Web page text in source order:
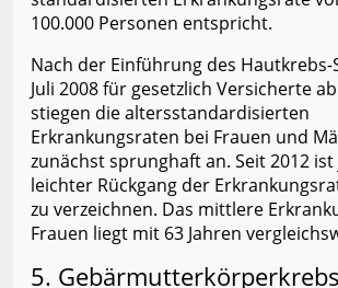
100.000 Personen entspricht.
Nach der Einführung des Hautkrebs-
Juli 2008 für gesetzlich Versicherte
stiegen die altersstandardisierten
Erkrankungsraten bei Frauen und
zunächst sprunghaft an. Seit 2012
leichter Rückgang der
zu verzeichnen. Das mittlere
Frauen liegt mit 63 Jahren
5. Gebärmutterkörperkrebs